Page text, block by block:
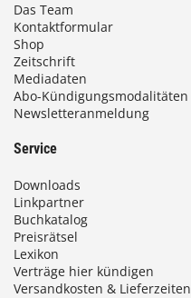
Das Team
Kontaktformular
Shop
Zeitschrift
Mediadaten
Abo-Kündigungsmodalitäten
Newsletteranmeldung
Service
Downloads
Linkpartner
Buchkatalog
Preisrätsel
Lexikon
Verträge hier kündigen
Versandkosten & Lieferzeiten